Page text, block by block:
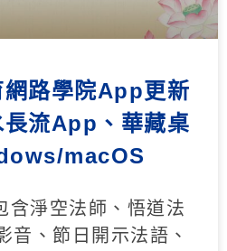
路學院App更新
流App、華藏桌
macOS
含淨空法師、悟道法
音、節日開示法語、